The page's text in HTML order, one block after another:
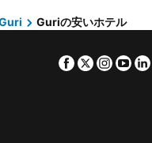
Dongdaemun Seoul
Hotel DAAM
Guriの安いホテル
Facebook
Twitter